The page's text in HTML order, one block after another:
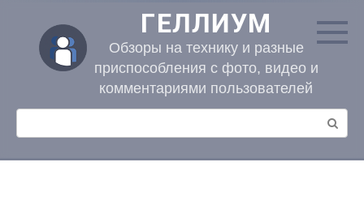
контенту
ГЕЛЛИУМ
Обзоры на технику и разные
приспособления с фото, видео и
комментариями пользователей
Поиск: